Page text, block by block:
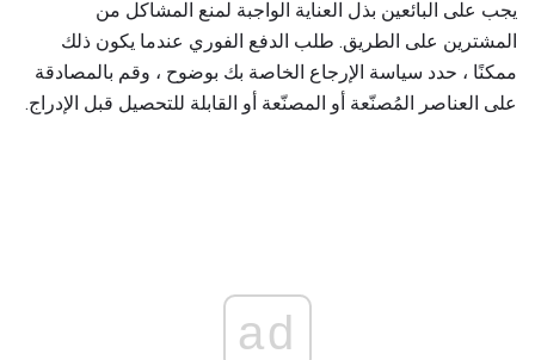
يجب على البائعين بذل العناية الواجبة لمنع المشاكل من
المشترين على الطريق. طلب الدفع الفوري عندما يكون ذلك
ممكنًا ، حدد سياسة الإرجاع الخاصة بك بوضوح ، وقم بالمصادقة
على العناصر المُصنّعة أو المصنّعة أو القابلة للتحصيل قبل الإدراج.
ad